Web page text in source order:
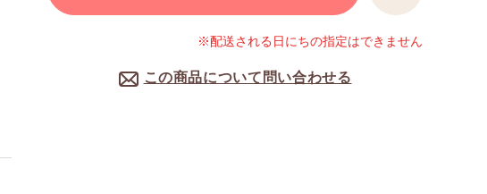
この商品について問い合わせる
※配送される日にちの指定はできません